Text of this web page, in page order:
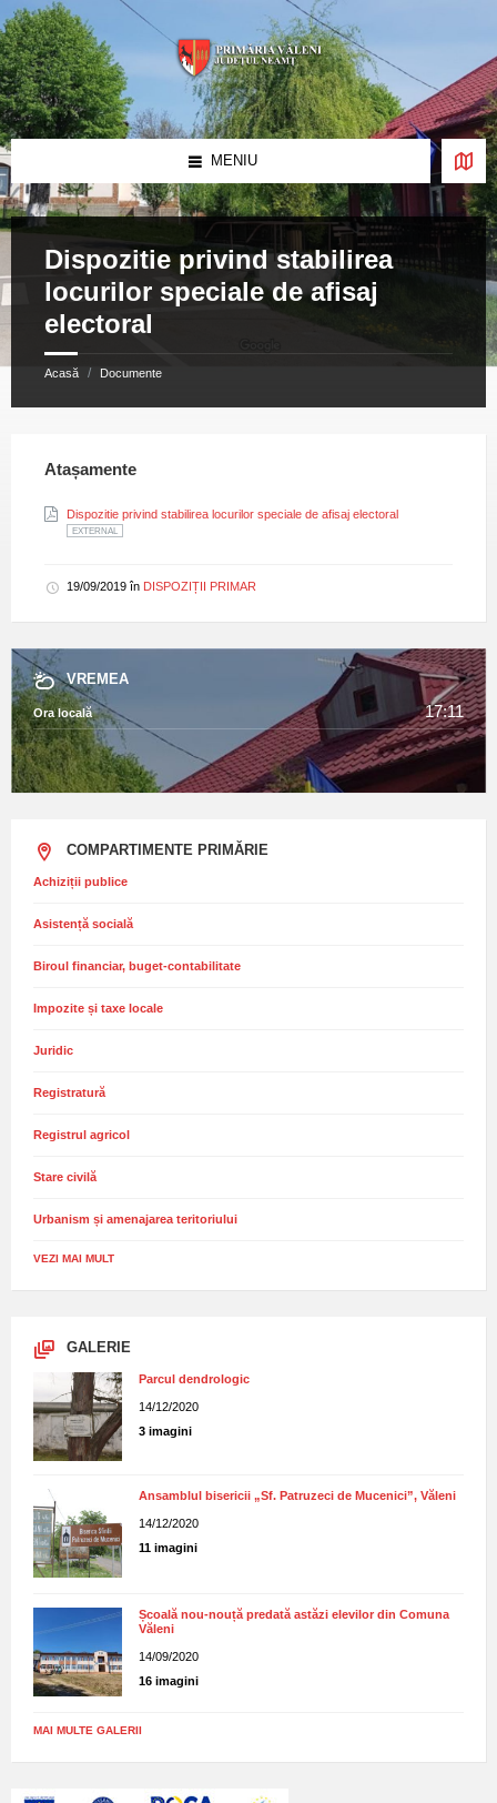
Skip
to
content
Skip
to
left
sidebar
Skip
to
footer
MENIU
Dispozitie privind stabilirea
locurilor speciale de afisaj
electoral
Acasă / Documente
Atașamente
Dispozitie privind stabilirea locurilor speciale de afisaj electoral
EXTERNAL
19/09/2019 în DISPOZIȚII PRIMAR
VREMEA
Ora locală 17:11
COMPARTIMENTE PRIMĂRIE
Achiziții publice
Asistență socială
Biroul financiar, buget-contabilitate
Impozite și taxe locale
Juridic
Registratură
Registrul agricol
Stare civilă
Urbanism și amenajarea teritoriului
VEZI MAI MULT
GALERIE
Parcul dendrologic
14/12/2020
3 imagini
Ansamblul bisericii „Sf. Patruzeci de Mucenici”, Văleni
14/12/2020
11 imagini
Școală nou-nouță predată astăzi elevilor din Comuna
Văleni
14/09/2020
16 imagini
MAI MULTE GALERII